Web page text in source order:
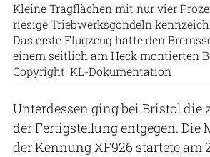
Kleine Tragflächen mit nur vier
riesige Triebwerksgondeln
Das erste Flugzeug hatte den
einem seitlich am Heck montierten
Copyright: KL-Dokumentation
Unterdessen ging bei Bristol die
der Fertigstellung entgegen. Die
der Kennung XF926 startete am